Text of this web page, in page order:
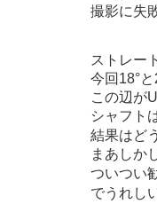
撮影に失
ストレー
今回18°
この辺が
シャフト
結果はど
まあしか
ついつい
でうれし